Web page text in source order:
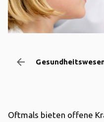
arrow_backward
Oftmals bieten offene